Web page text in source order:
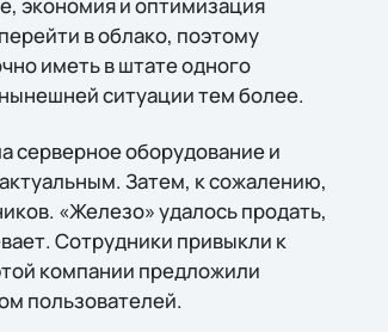
в облако, поэтому
иметь в штате одного
ситуации тем более.
серверное оборудование и
Затем, к сожалению,
«Железо» удалось продать,
Сотрудники привыкли к
компании предложили
пользователей.